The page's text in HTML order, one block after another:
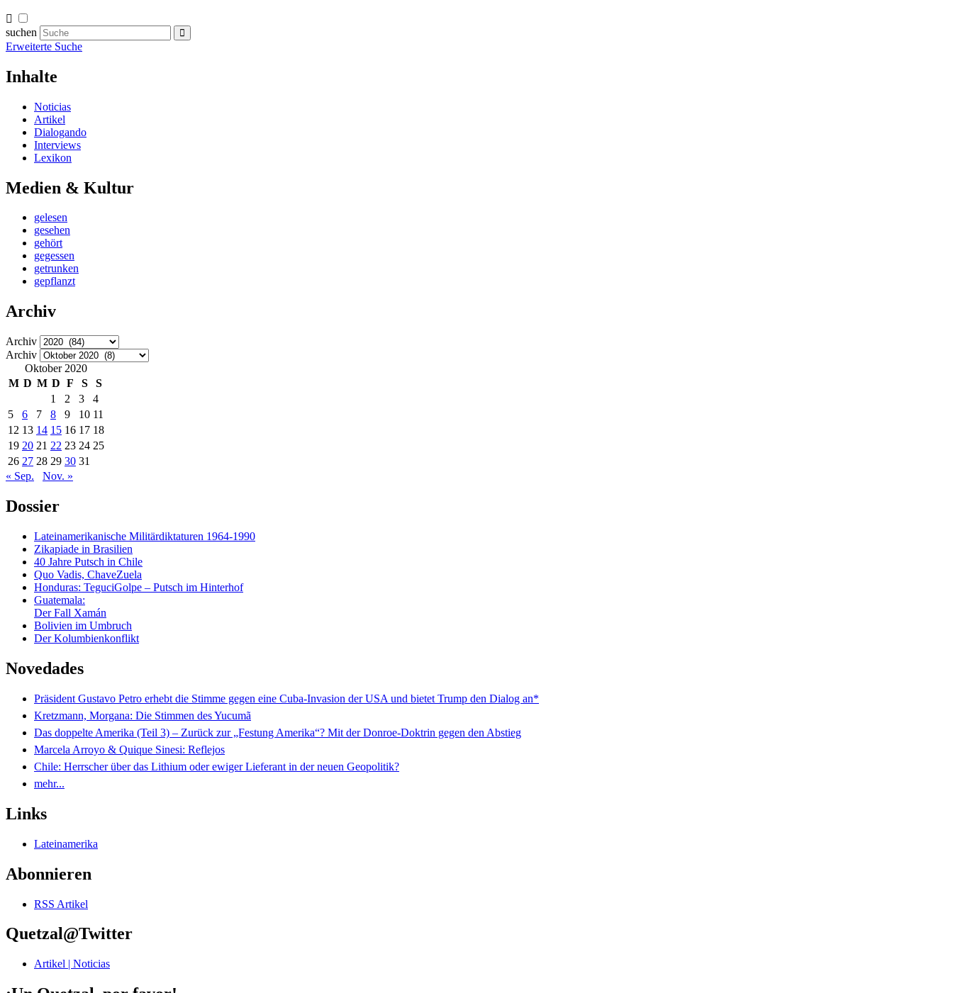
suchen
Erweiterte Suche
Inhalte
Noticias
Artikel
Dialogando
Interviews
Lexikon
Medien & Kultur
gelesen
gesehen
gehört
gegessen
getrunken
gepflanzt
Archiv
Archiv
Archiv
Oktober 2020
M D M D F S
S
1
2 3
4
5
6 7 8 9 10 11
12 13 14 15 16 17 18
19 20 21 22 23 24 25
26 27 28 29 30 31
« Sep.
Nov. »
Dossier
Lateinamerikanische Militärdiktaturen 1964-1990
Zikapiade in Brasilien
40 Jahre Putsch in Chile
Quo Vadis, ChaveZuela
Honduras: TeguciGolpe – Putsch im Hinterhof
Guatemala:
Der Fall Xamán
Bolivien im Umbruch
Der Kolumbienkonflikt
Novedades
Präsident Gustavo Petro erhebt die Stimme gegen eine Cuba-Invasion der USA und bietet Trump den Dialog an*
Kretzmann, Morgana: Die Stimmen des Yucumã
Das doppelte Amerika (Teil 3) – Zurück zur „Festung Amerika“? Mit der Donroe-Doktrin gegen den Abstieg
Marcela Arroyo & Quique Sinesi: Reflejos
Chile: Herrscher über das Lithium oder ewiger Lieferant in der neuen Geopolitik?
mehr...
Links
Lateinamerika
Abonnieren
RSS Artikel
Quetzal@Twitter
Artikel | Noticias